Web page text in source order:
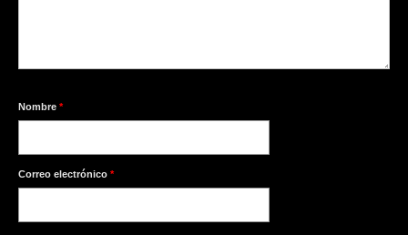
Nombre *
Correo electrónico *